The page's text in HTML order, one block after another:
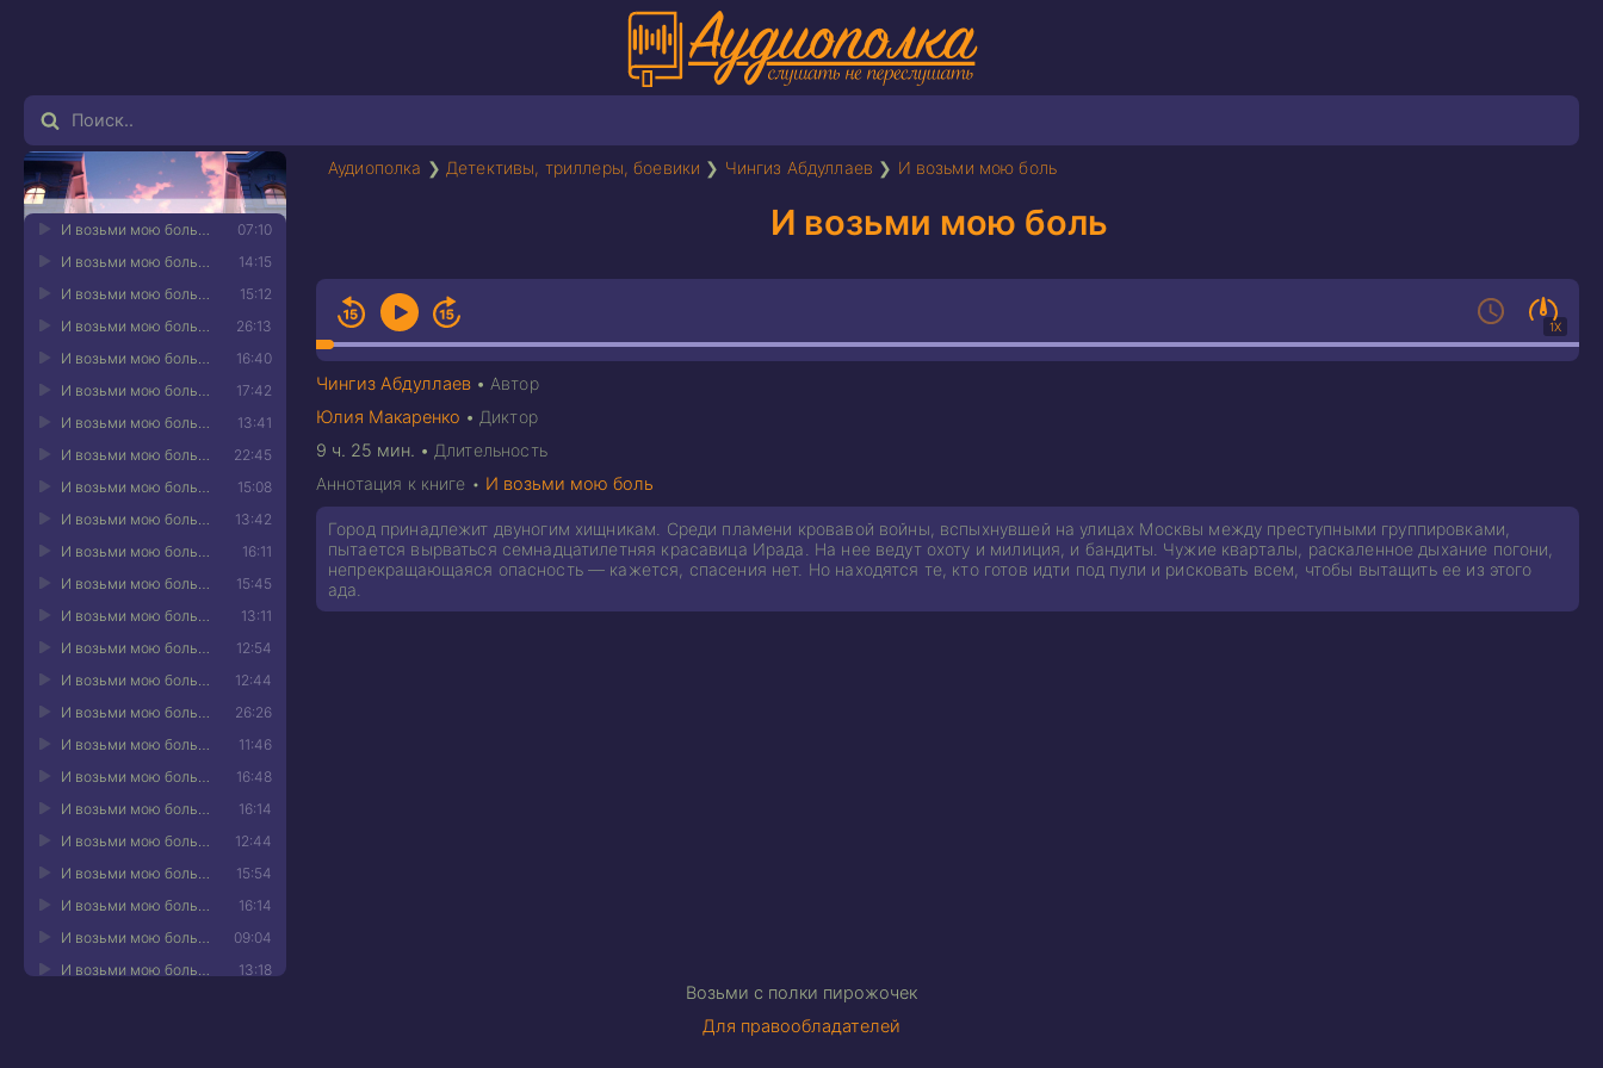
Аудиополка ❯ Детективы, триллеры, боевики ❯ Чингиз Абдуллаев ❯ И возьми мою боль
И возьми мою боль
1X
Чингиз Абдуллаев • Автор
Юлия Макаренко • Диктор
9 ч. 25 мин. • Длительность
07:10
И возьми мою боль 01
14:15
И возьми мою боль 02
15:12
И возьми мою боль 03
26:13
И возьми мою боль 04
16:40
И возьми мою боль 05
17:42
И возьми мою боль 06
13:41
И возьми мою боль 07
22:45
И возьми мою боль 08
15:08
И возьми мою боль 09
13:42
И возьми мою боль 10
16:11
И возьми мою боль 11
15:45
И возьми мою боль 12
13:11
И возьми мою боль 13
12:54
И возьми мою боль 14
12:44
И возьми мою боль 15
26:26
И возьми мою боль 16
11:46
И возьми мою боль 17
16:48
И возьми мою боль 18
16:14
И возьми мою боль 19
12:44
И возьми мою боль 20
15:54
И возьми мою боль 21
16:14
И возьми мою боль 22
09:04
И возьми мою боль 23
13:18
И возьми мою боль 24
Аннотация к книге • И возьми мою боль
Город принадлежит двуногим хищникам. Среди пламени кровавой войны, вспыхнувшей на улицах Москвы между преступными группировками,
пытается вырваться семнадцатилетняя красавица Ирада. На нее ведут охоту и милиция, и бандиты. Чужие кварталы, раскаленное дыхание погони,
непрекращающаяся опасность — кажется, спасения нет. Но находятся те, кто готов идти под пули и рисковать всем, чтобы вытащить ее из этого
ада.
Возьми с полки пирожочек
Для правообладателей